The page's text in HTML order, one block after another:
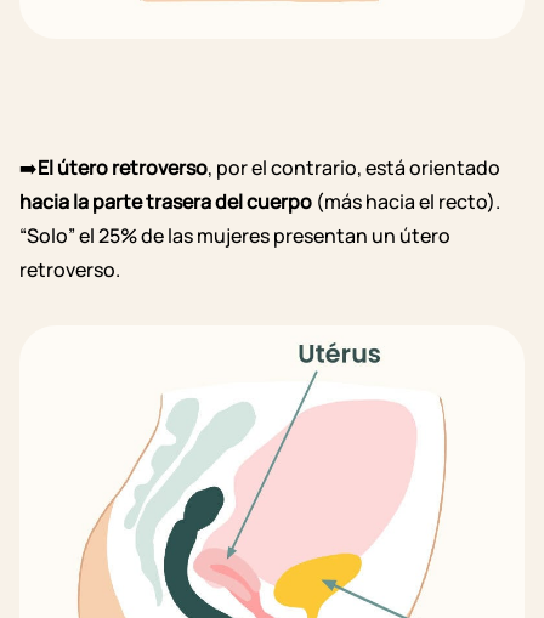
➡️El útero retroverso, por el contrario, está orientado
hacia la parte trasera del cuerpo (más hacia el recto).
“Solo” el 25% de las mujeres presentan un útero
retroverso.